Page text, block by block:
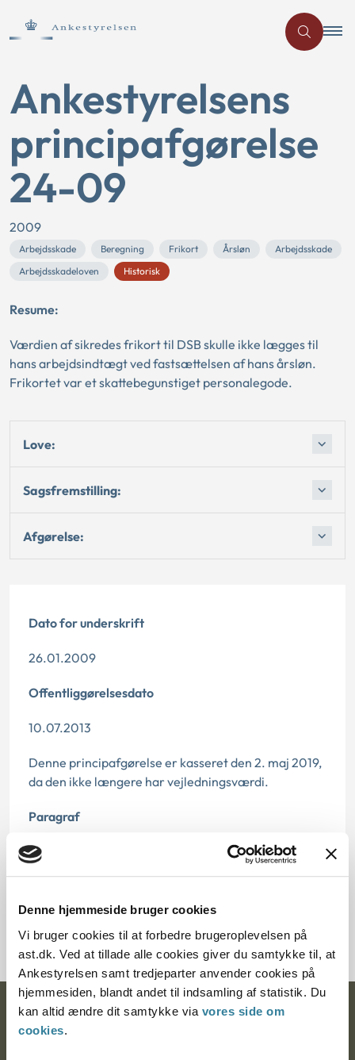
Denne hjemmeside bruger cookies
Vi bruger cookies til at forbedre brugeroplevelsen på
ast.dk. Ved at tillade alle cookies giver du samtykke til, at
Ankestyrelsen samt tredjeparter anvender cookies på
hjemmesiden, blandt andet til indsamling af statistik. Du
kan altid ændre dit samtykke via vores side om
cookies.
Ankestyrelsens
principafgørelse
24-09
2009
Arbejdsskade Beregning Frikort Årsløn
Arbejdsskade
Arbejdsskadeloven
Historisk
Resume:
Værdien af sikredes frikort til DSB skulle ikke lægges til
hans arbejdsindtægt ved fastsættelsen af hans årsløn.
Frikortet var et skattebegunstiget personalegode.
Love:
Sagsfremstilling:
Afgørelse:
Dato for underskrift
26.01.2009
Offentliggørelsesdato
10.07.2013
Denne principafgørelse er kasseret den 2. maj 2019,
da den ikke længere har vejledningsværdi.
Paragraf
§ 24 § 9
Ankestyrelsen